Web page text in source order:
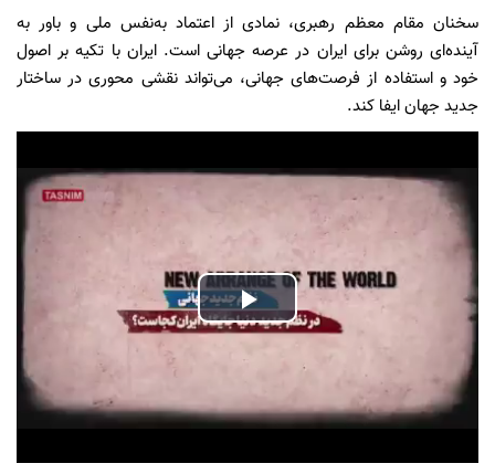
سخنان مقام معظم رهبری، نمادی از اعتماد به‌نفس ملی و باور به
آینده‌ای روشن برای ایران در عرصه جهانی است. ایران با تکیه بر اصول
خود و استفاده از فرصت‌های جهانی، می‌تواند نقشی محوری در ساختار
جدید جهان ایفا کند.
Play
Video